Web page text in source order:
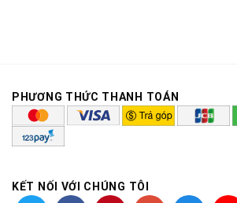
PHƯƠNG THỨC THANH TOÁN
KẾT NỐI VỚI CHÚNG TÔI